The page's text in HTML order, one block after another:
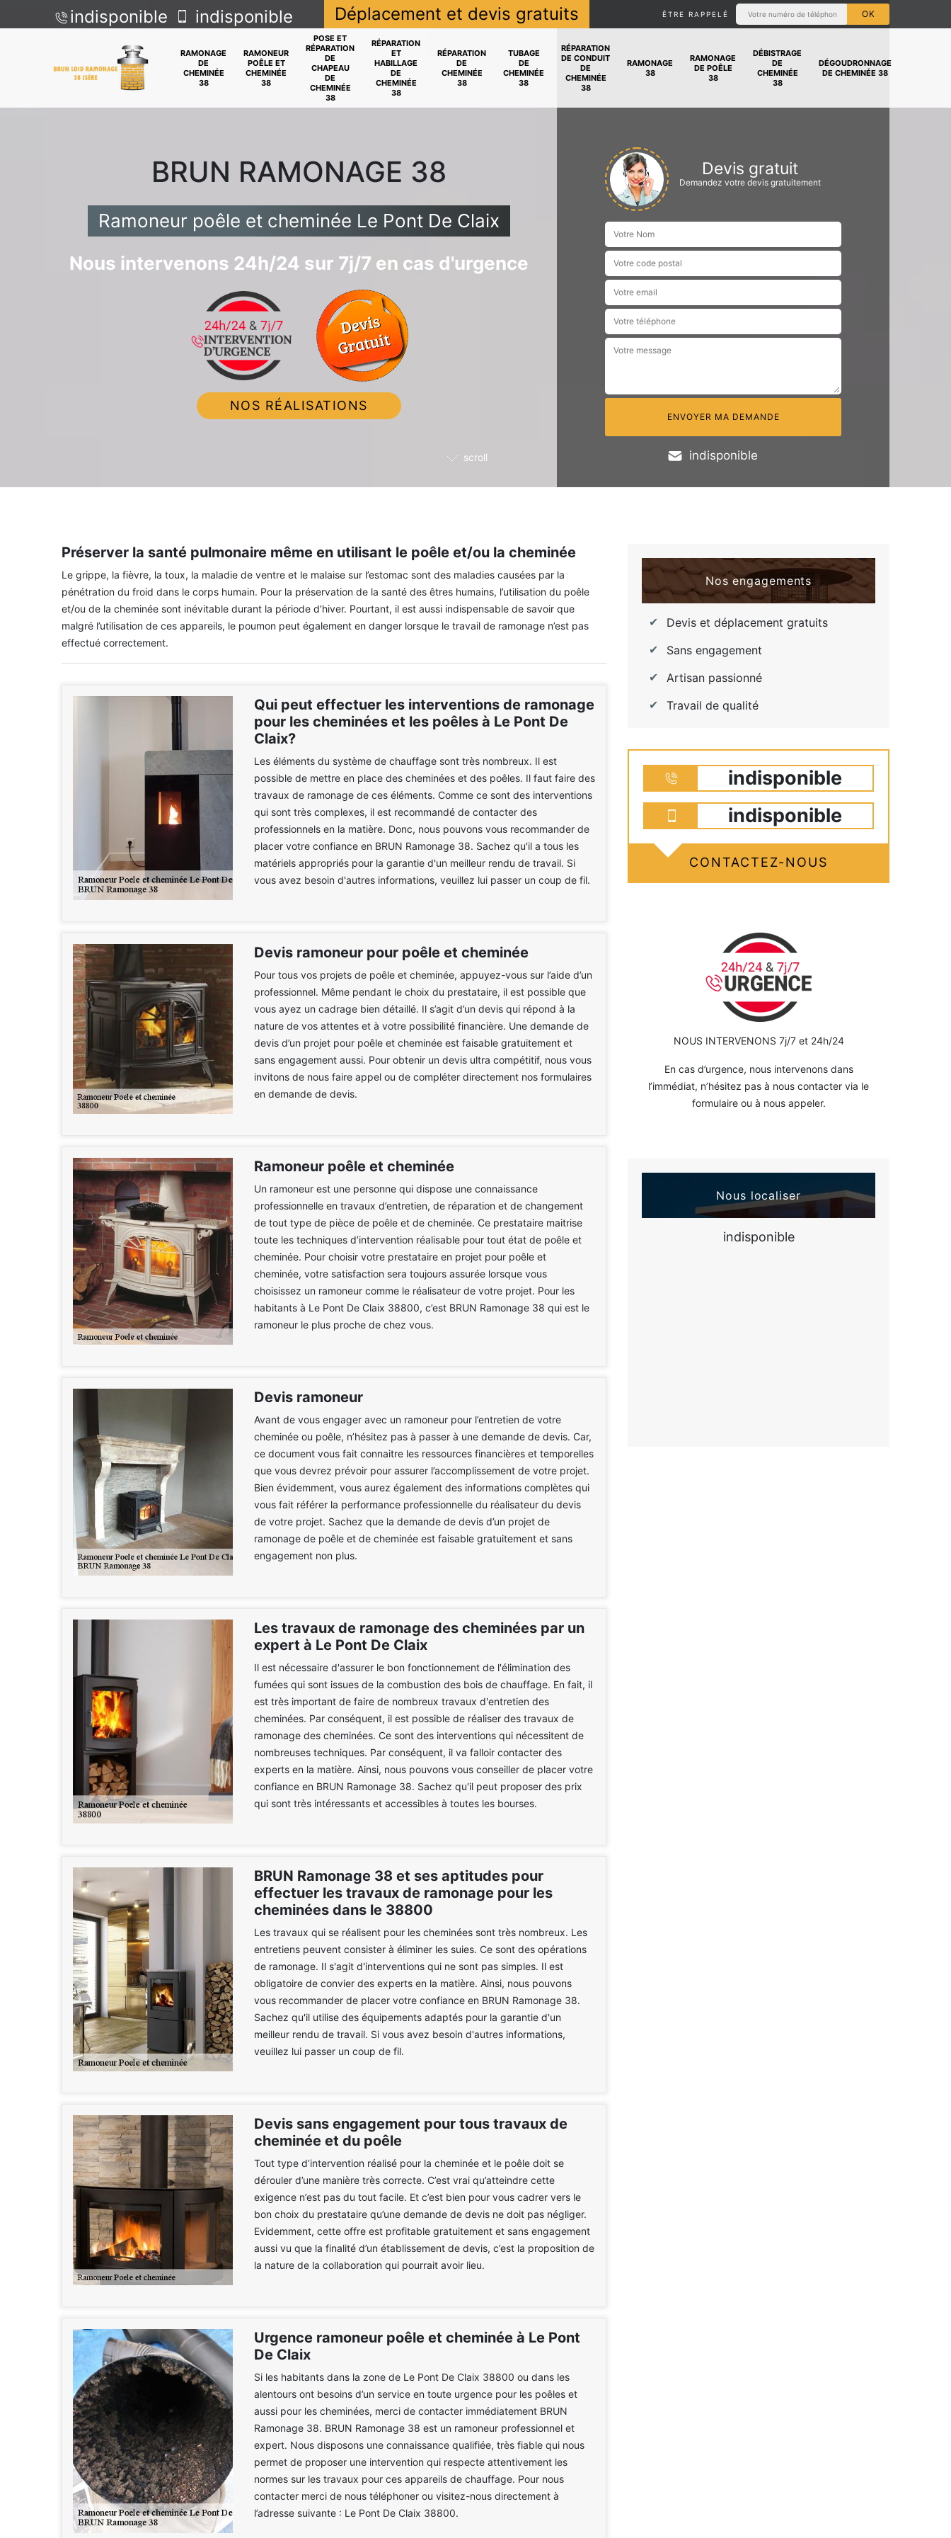
indisponible indisponible Déplacement et devis gratuits ÊTRE RAPPELÉ
RAMONAGE
DE
CHEMINÉE
38
RAMONEUR
POÊLE ET
CHEMINÉE
38
POSE ET
RÉPARATION
DE
CHAPEAU
DE
CHEMINÉE
38
RÉPARATION
ET
HABILLAGE
DE
CHEMINÉE
38
RÉPARATION
DE
CHEMINÉE
38
TUBAGE
DE
CHEMINÉE
38
RÉPARATION
DE CONDUIT
DE
CHEMINÉE
38
RAMONAGE
38
RAMONAGE
DE POÊLE
38
DÉBISTRAGE
DE
CHEMINÉE
38
DÉGOUDRONNAGE
DE CHEMINÉE 38
scroll
BRUN RAMONAGE 38
Ramoneur poêle et cheminée Le Pont De Claix
Nous intervenons 24h/24 sur 7j/7 en cas d'urgence
NOS RÉALISATIONS
Devis gratuit
Demandez votre devis gratuitement
indisponible
Préserver la santé pulmonaire même en utilisant le poêle et/ou la cheminée
Le grippe, la fièvre, la toux, la maladie de ventre et le malaise sur l’estomac sont des maladies causées par la
pénétration du froid dans le corps humain. Pour la préservation de la santé des êtres humains, l’utilisation du poêle
et/ou de la cheminée sont inévitable durant la période d’hiver. Pourtant, il est aussi indispensable de savoir que
malgré l’utilisation de ces appareils, le poumon peut également en danger lorsque le travail de ramonage n’est pas
effectué correctement.
Qui peut effectuer les interventions de ramonage
pour les cheminées et les poêles à Le Pont De
Claix?
Les éléments du système de chauffage sont très nombreux. Il est
possible de mettre en place des cheminées et des poêles. Il faut faire des
travaux de ramonage de ces éléments. Comme ce sont des interventions
qui sont très complexes, il est recommandé de contacter des
professionnels en la matière. Donc, nous pouvons vous recommander de
placer votre confiance en BRUN Ramonage 38. Sachez qu'il a tous les
matériels appropriés pour la garantie d'un meilleur rendu de travail. Si
vous avez besoin d'autres informations, veuillez lui passer un coup de fil.
Devis ramoneur pour poêle et cheminée
Pour tous vos projets de poêle et cheminée, appuyez-vous sur l’aide d’un
professionnel. Même pendant le choix du prestataire, il est possible que
vous ayez un cadrage bien détaillé. Il s’agit d’un devis qui répond à la
nature de vos attentes et à votre possibilité financière. Une demande de
devis d’un projet pour poêle et cheminée est faisable gratuitement et
sans engagement aussi. Pour obtenir un devis ultra compétitif, nous vous
invitons de nous faire appel ou de compléter directement nos formulaires
en demande de devis.
Ramoneur poêle et cheminée
Un ramoneur est une personne qui dispose une connaissance
professionnelle en travaux d’entretien, de réparation et de changement
de tout type de pièce de poêle et de cheminée. Ce prestataire maitrise
toute les techniques d’intervention réalisable pour tout état de poêle et
cheminée. Pour choisir votre prestataire en projet pour poêle et
cheminée, votre satisfaction sera toujours assurée lorsque vous
choisissez un ramoneur comme le réalisateur de votre projet. Pour les
habitants à Le Pont De Claix 38800, c’est BRUN Ramonage 38 qui est le
ramoneur le plus proche de chez vous.
Devis ramoneur
Avant de vous engager avec un ramoneur pour l’entretien de votre
cheminée ou poêle, n’hésitez pas à passer à une demande de devis. Car,
ce document vous fait connaitre les ressources financières et temporelles
que vous devrez prévoir pour assurer l’accomplissement de votre projet.
Bien évidemment, vous aurez également des informations complètes qui
vous fait référer la performance professionnelle du réalisateur du devis
de votre projet. Sachez que la demande de devis d’un projet de
ramonage de poêle et de cheminée est faisable gratuitement et sans
engagement non plus.
Les travaux de ramonage des cheminées par un
expert à Le Pont De Claix
Il est nécessaire d'assurer le bon fonctionnement de l'élimination des
fumées qui sont issues de la combustion des bois de chauffage. En fait, il
est très important de faire de nombreux travaux d'entretien des
cheminées. Par conséquent, il est possible de réaliser des travaux de
ramonage des cheminées. Ce sont des interventions qui nécessitent de
nombreuses techniques. Par conséquent, il va falloir contacter des
experts en la matière. Ainsi, nous pouvons vous conseiller de placer votre
confiance en BRUN Ramonage 38. Sachez qu'il peut proposer des prix
qui sont très intéressants et accessibles à toutes les bourses.
BRUN Ramonage 38 et ses aptitudes pour
effectuer les travaux de ramonage pour les
cheminées dans le 38800
Les travaux qui se réalisent pour les cheminées sont très nombreux. Les
entretiens peuvent consister à éliminer les suies. Ce sont des opérations
de ramonage. Il s'agit d'interventions qui ne sont pas simples. Il est
obligatoire de convier des experts en la matière. Ainsi, nous pouvons
vous recommander de placer votre confiance en BRUN Ramonage 38.
Sachez qu'il utilise des équipements adaptés pour la garantie d'un
meilleur rendu de travail. Si vous avez besoin d'autres informations,
veuillez lui passer un coup de fil.
Devis sans engagement pour tous travaux de
cheminée et du poêle
Tout type d’intervention réalisé pour la cheminée et le poêle doit se
dérouler d’une manière très correcte. C’est vrai qu’atteindre cette
exigence n’est pas du tout facile. Et c’est bien pour vous cadrer vers le
bon choix du prestataire qu’une demande de devis ne doit pas négliger.
Evidemment, cette offre est profitable gratuitement et sans engagement
aussi vu que la finalité d’un établissement de devis, c’est la proposition de
la nature de la collaboration qui pourrait avoir lieu.
Urgence ramoneur poêle et cheminée à Le Pont
De Claix
Si les habitants dans la zone de Le Pont De Claix 38800 ou dans les
alentours ont besoins d’un service en toute urgence pour les poêles et
aussi pour les cheminées, merci de contacter immédiatement BRUN
Ramonage 38. BRUN Ramonage 38 est un ramoneur professionnel et
expert. Nous disposons une connaissance qualifiée, très fiable qui nous
permet de proposer une intervention qui respecte attentivement les
normes sur les travaux pour ces appareils de chauffage. Pour nous
contacter merci de nous téléphoner ou visitez-nous directement à
l’adresse suivante : Le Pont De Claix 38800.
Nos engagements
Devis et déplacement gratuits
Sans engagement
Artisan passionné
Travail de qualité
indisponible
indisponible
CONTACTEZ-NOUS
NOUS INTERVENONS 7j/7 et 24h/24
En cas d’urgence, nous intervenons dans
l’immédiat, n’hésitez pas à nous contacter via le
formulaire ou à nous appeler.
Nous localiser
indisponible